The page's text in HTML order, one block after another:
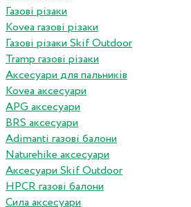
Газові різаки
Kovea газові різаки
Газові різаки Skif Outdoor
Tramp газові різаки
Аксесуари для пальників
Kovea аксесуари
APG аксесуари
BRS аксесуари
Adimanti газові балони
Naturehike аксесуари
Аксесуари Skif Outdoor
HPCR газові балони
Сила аксесуари